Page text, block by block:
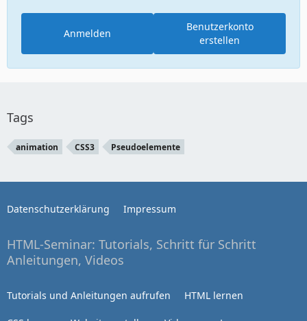
Benutzerkonto
erstellen
Anmelden
Tags
animation CSS3 Pseudoelemente
Datenschutzerklärung Impressum
HTML-Seminar: Tutorials, Schritt für Schritt
Anleitungen, Videos
Tutorials und Anleitungen aufrufen HTML lernen